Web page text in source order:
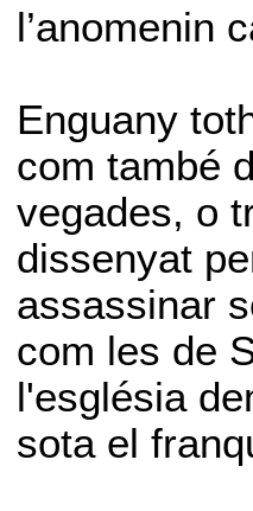
l’anomenin
Enguany
com també
vegades, o
dissenyat
assassinar
com les de
l'església
sota el